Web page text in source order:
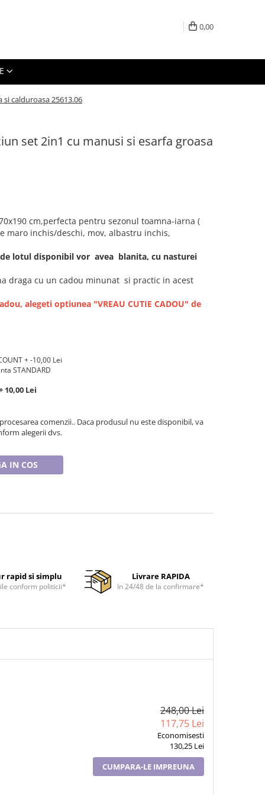
0,00
calduroasa 25613.06
set 2in1 cu manusi si esarfa groasa
cm,perfecta pentru sezonul toamna-iarna (
maro inchis/deschi, mov, albastru inchis,
lotul disponibil vor avea blanita, cu nasturei
draga cu un cadou minunat si practic in acest
alegeti optiunea "VREAU CUTIE CADOU" de
+ -10,00 Lei
STANDARD
Lei
comenzii.. Daca produsul nu este disponibil, va
alegerii dvs.
IN COS
rapid si simplu
conform politicii*
Livrare RAPIDA
In 24/48 de la confirmare*
248,00 Lei
117,75 Lei
Economisesti
130,25 Lei
CUMPARA-LE IMPREUNA